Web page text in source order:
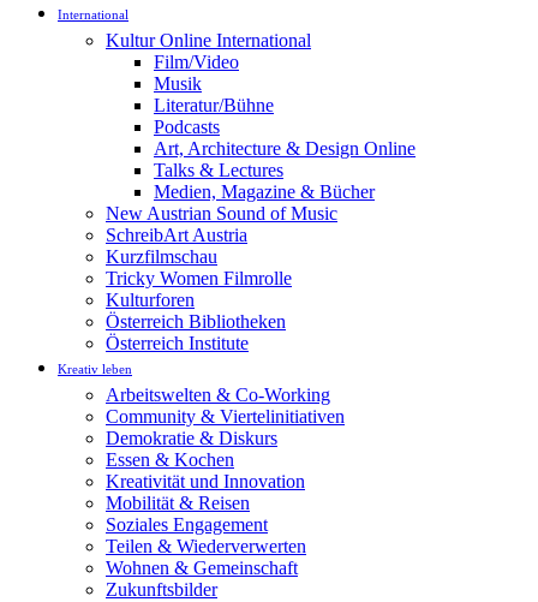
International
Kultur Online International
Film/Video
Musik
Literatur/Bühne
Podcasts
Art, Architecture & Design Online
Talks & Lectures
Medien, Magazine & Bücher
New Austrian Sound of Music
SchreibArt Austria
Kurzfilmschau
Tricky Women Filmrolle
Kulturforen
Österreich Bibliotheken
Österreich Institute
Kreativ leben
Arbeitswelten & Co-Working
Community & Viertelinitiativen
Demokratie & Diskurs
Essen & Kochen
Kreativität und Innovation
Mobilität & Reisen
Soziales Engagement
Teilen & Wiederverwerten
Wohnen & Gemeinschaft
Zukunftsbilder